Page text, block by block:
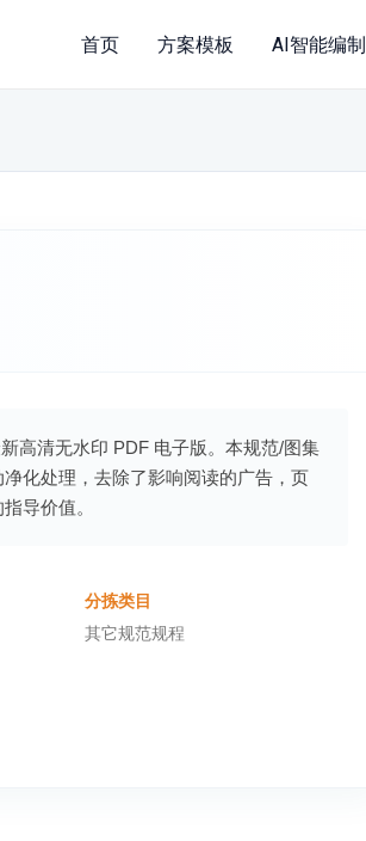
首页 方案模板 AI智能编制
高清无水印 PDF 电子版。本规范/图集
化处理，去除了影响阅读的广告，页
导价值。
分拣类目
其它规范规程